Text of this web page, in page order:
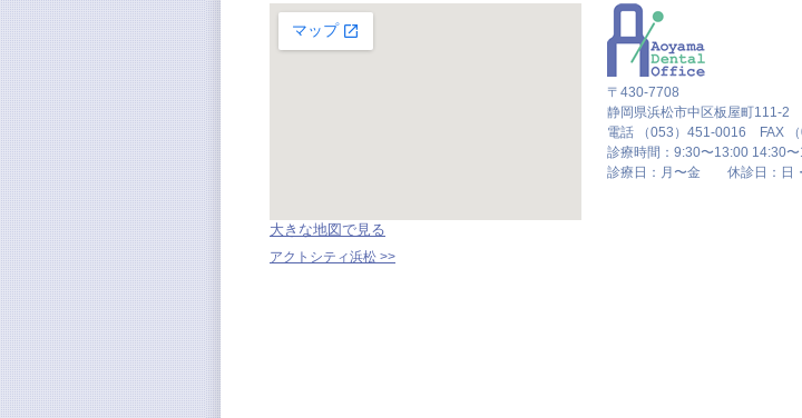
大きな地図で見る
アクトシティ浜松 >>
〒430-7708
静岡県浜松市中区板屋町111-2
電話 （053）451-0016 FAX
診療時間：9:30〜13:00 14:30
診療日：月〜金 休診日：日・